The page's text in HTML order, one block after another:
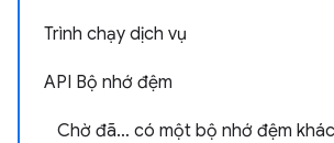
Trình chạy dịch vụ
API Bộ nhớ đệm
Chờ đã… có một bộ nhớ đệm